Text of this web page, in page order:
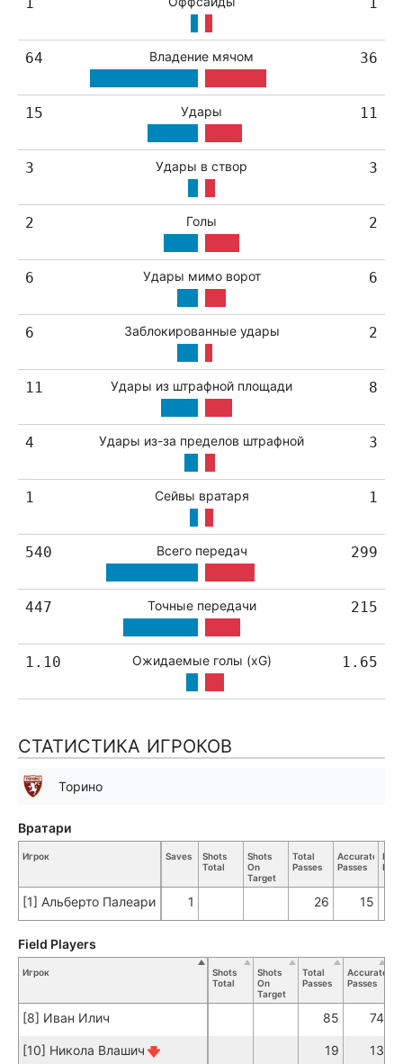
64 Владение мячом 36
15 Удары 11
3 Удары в створ 3
2 Голы 2
6 Удары мимо ворот 6
6 Заблокированные удары 2
11 Удары из штрафной площади 8
4 Удары из-за пределов штрафной 3
1 Сейвы вратаря 1
540 Всего передач 299
447 Точные передачи 215
1.10 Ожидаемые голы (xG) 1.65
СТАТИСТИКА ИГРОКОВ
Торино
Игрок Saves
Shots
Total
Shots
On
Target
Total
Passes
Accurate
Passes
Key
[1] Альберто Палеари 1 26 15
Вратари
Игрок
Shots
Total
Shots
On
Target
Total
Passes
Accurate
Passes
[8] Иван Илич 85 74
[10] Никола Влашич 19 13
Field Players